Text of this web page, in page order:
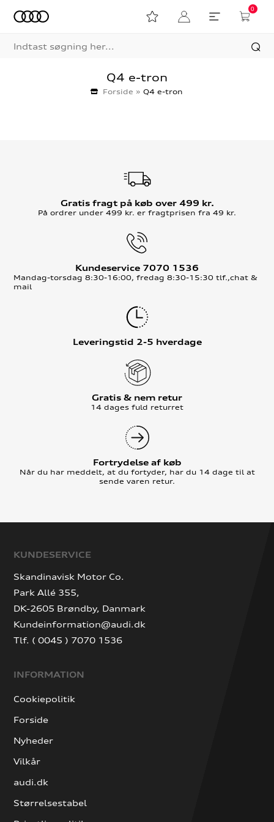
0
Q4 e-tron
Forside »Q4 e-tron
Gratis fragt på køb over 499 kr.
På ordrer under 499 kr. er fragtprisen fra 49 kr.
Kundeservice 7070 1536
Mandag-torsdag 8:30-16:00, fredag 8:30-15:30 tlf.,chat &
mail
Leveringstid 2-5 hverdage
Gratis & nem retur
14 dages fuld returret
Fortrydelse af køb
Når du har meddelt, at du fortyder, har du 14 dage til at
sende varen retur.
KUNDESERVICE
Skandinavisk Motor Co.
Park Allé 355,
DK-2605 Brøndby, Danmark
Kundeinformation@audi.dk
Tlf. ( 0045 ) 7070 1536
INFORMATION
Cookiepolitik
Forside
Nyheder
Vilkår
audi.dk
Størrelsestabel